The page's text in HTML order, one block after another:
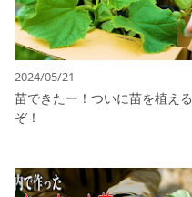
2024/05/21
苗できたー！ついに苗を植える
ぞ！